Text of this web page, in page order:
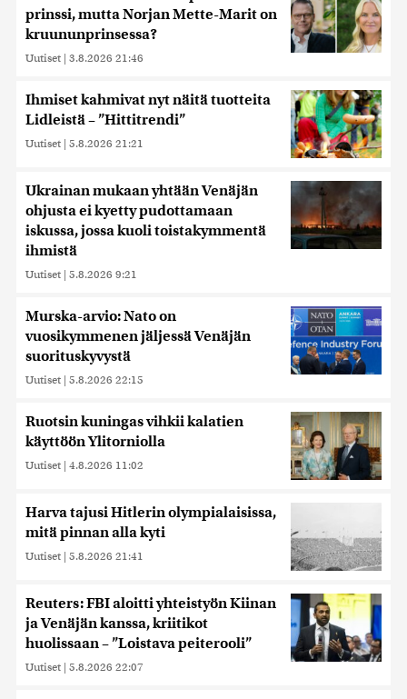
prinssi, mutta Norjan Mette-Marit on
kruununprinsessa?
Uutiset | 3.8.2026 21:46
Ihmiset kahmivat nyt näitä tuotteita
Lidleistä – ”Hittitrendi”
Uutiset | 5.8.2026 21:21
Ukrainan mukaan yhtään Venäjän
ohjusta ei kyetty pudottamaan
iskussa, jossa kuoli toistakymmentä
ihmistä
Uutiset | 5.8.2026 9:21
Murska-arvio: Nato on
vuosikymmenen jäljessä Venäjän
suorituskyvystä
Uutiset | 5.8.2026 22:15
Ruotsin kuningas vihkii kalatien
käyttöön Ylitorniolla
Uutiset | 4.8.2026 11:02
Harva tajusi Hitlerin olympialaisissa,
mitä pinnan alla kyti
Uutiset | 5.8.2026 21:41
Reuters: FBI aloitti yhteistyön Kiinan
ja Venäjän kanssa, kriitikot
huolissaan – ”Loistava peiterooli”
Uutiset | 5.8.2026 22:07